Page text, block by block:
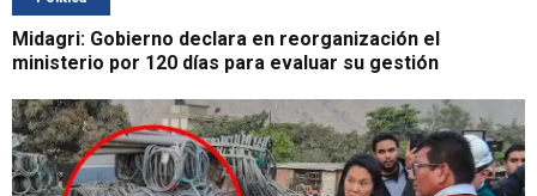
Midagri: Gobierno declara en reorganización el
ministerio por 120 días para evaluar su gestión